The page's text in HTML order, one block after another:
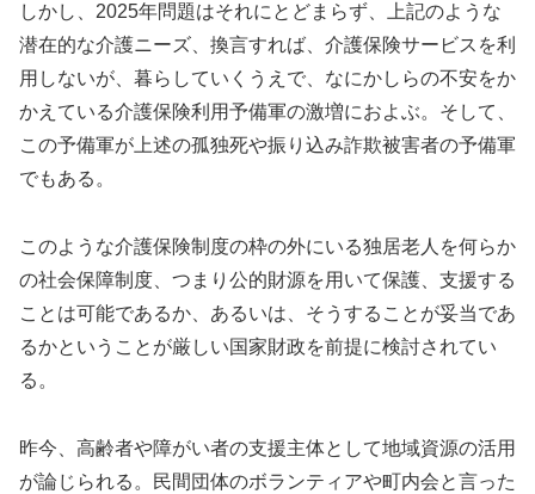
しかし、2025年問題はそれにとどまらず、上記のような
潜在的な介護ニーズ、換言すれば、介護保険サービスを利
用しないが、暮らしていくうえで、なにかしらの不安をか
かえている介護保険利用予備軍の激増におよぶ。そして、
この予備軍が上述の孤独死や振り込み詐欺被害者の予備軍
でもある。
このような介護保険制度の枠の外にいる独居老人を何らか
の社会保障制度、つまり公的財源を用いて保護、支援する
ことは可能であるか、あるいは、そうすることが妥当であ
るかということが厳しい国家財政を前提に検討されてい
る。
昨今、高齢者や障がい者の支援主体として地域資源の活用
が論じられる。民間団体のボランティアや町内会と言った